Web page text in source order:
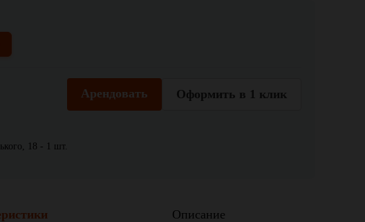
Арендовать Оформить в 1 клик
18 - 1 шт.
Описание